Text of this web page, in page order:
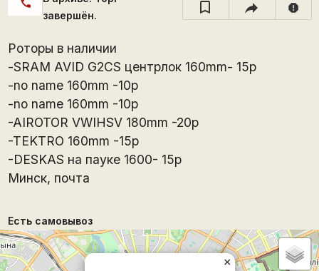
call
завершён.
report
Роторы в наличии
-SRAM AVID G2CS центрлок 160mm- 15р
-no name 160mm -10p
-no name 160mm -10p
-AIROTOR VWIHSV 180mm -20p
-TEKTRO 160mm -15p
-DESKAS на пауке 1600- 15р
Минск, почта
Есть самовывоз
×